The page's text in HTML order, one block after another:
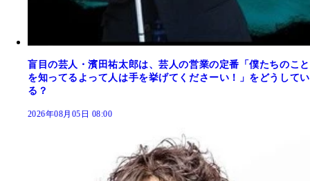
盲目の芸人・濱田祐太郎は、芸人の営業の定番「僕たちのこと
を知ってるよって人は手を挙げてくださーい！」をどうしてい
る？
2026年08月05日 08:00